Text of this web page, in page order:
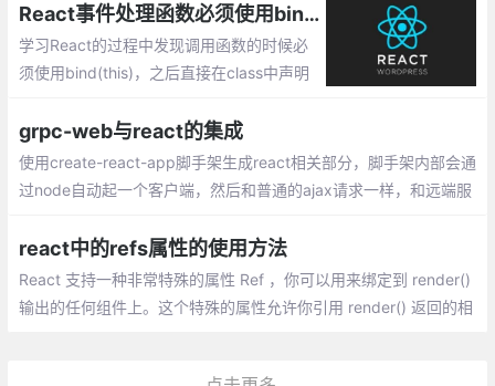
React事件处理函数必须使用bind(this)的原因
学习React的过程中发现调用函数的时候必
须使用bind(this)，之后直接在class中声明
行了一番查阅，总结如下。
grpc-web与react的集成
使用create-react-app脚手架生成react相关部分，脚手架内部会通
过node自动起一个客户端，然后和普通的ajax请求一样，和远端服
求，远端采用docker容器的node服务器，node服务器端使用envo
y作为代理
react中的refs属性的使用方法
React 支持一种非常特殊的属性 Ref ，你可以用来绑定到 render()
输出的任何组件上。这个特殊的属性允许你引用 render() 返回的相